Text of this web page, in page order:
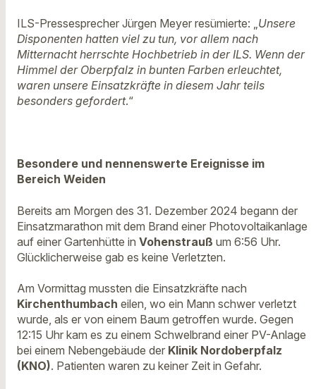
ILS-Pressesprecher Jürgen Meyer resümierte: „Unsere
Disponenten hatten viel zu tun, vor allem nach
Mitternacht herrschte Hochbetrieb in der ILS. Wenn der
Himmel der Oberpfalz in bunten Farben erleuchtet,
waren unsere Einsatzkräfte in diesem Jahr teils
besonders gefordert.“
Besondere und nennenswerte Ereignisse im
Bereich Weiden
Bereits am Morgen des 31. Dezember 2024 begann der
Einsatzmarathon mit dem Brand einer Photovoltaikanlage
auf einer Gartenhütte in Vohenstrauß um 6:56 Uhr.
Glücklicherweise gab es keine Verletzten.
Am Vormittag mussten die Einsatzkräfte nach
Kirchenthumbach eilen, wo ein Mann schwer verletzt
wurde, als er von einem Baum getroffen wurde. Gegen
12:15 Uhr kam es zu einem Schwelbrand einer PV-Anlage
bei einem Nebengebäude der Klinik Nordoberpfalz
(KNO). Patienten waren zu keiner Zeit in Gefahr.